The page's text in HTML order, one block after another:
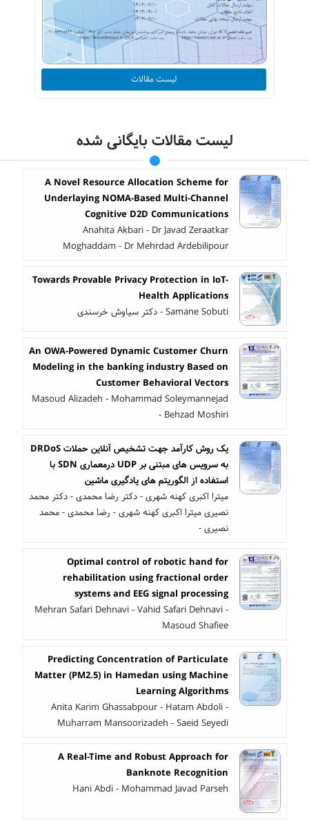
لیست مقالات
لیست مقالات بایگانی شده
A Novel Resource Allocation Scheme for
Underlaying NOMA-Based Multi-Channel
Cognitive D2D Communications
Anahita Akbari - Dr Javad Zeraatkar
Moghaddam - Dr Mehrdad Ardebilipour
Towards Provable Privacy Protection in IoT-
Health Applications
Samane Sobuti - دکتر سیاوش خرسندی
An OWA-Powered Dynamic Customer Churn
Modeling in the banking industry Based on
Customer Behavioral Vectors
Masoud Alizadeh - Mohammad Soleymannejad
- Behzad Moshiri
یک روش کارآمد جهت تشخیص آنلاین حملات DRDoS
به سرویس های مبتنی بر UDP درمعماری SDN با
استفاده از الگوریتم های یادگیری ماشین
میترا اکبری کهنه شهری - دکتر رضا محمدی - دکتر محمد
نصیری میترا اکبری کهنه شهری - رضا محمدی - محمد
نصیری -
Optimal control of robotic hand for
rehabilitation using fractional order
systems and EEG signal processing
Mehran Safari Dehnavi - Vahid Safari Dehnavi -
Masoud Shafiee
Predicting Concentration of Particulate
Matter (PM2.5) in Hamedan using Machine
Learning Algorithms
Anita Karim Ghassabpour - Hatam Abdoli -
Muharram Mansoorizadeh - Saeid Seyedi
A Real-Time and Robust Approach for
Banknote Recognition
Hani Abdi - Mohammad Javad Parseh